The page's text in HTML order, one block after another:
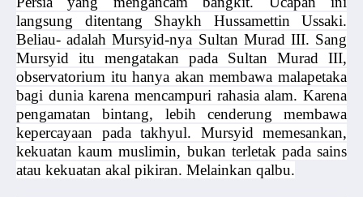
langsung ditentang Shaykh Hussamettin Ussaki.
Beliau- adalah Mursyid-nya Sultan Murad III. Sang
Mursyid itu mengatakan pada Sultan Murad III,
observatorium itu hanya akan membawa malapetaka
bagi dunia karena mencampuri rahasia alam. Karena
pengamatan bintang, lebih cenderung membawa
kepercayaan pada takhyul. Mursyid memesankan,
kekuatan kaum muslimin, bukan terletak pada sains
atau kekuatan akal pikiran. Melainkan qalbu.